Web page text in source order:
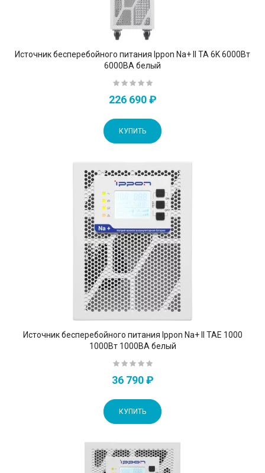
Источник бесперебойного питания Ippon Na+ II TA 6K 6000Вт
6000ВА белый
226 690 ₽
КУПИТЬ
Источник бесперебойного питания Ippon Na+ II TAE 1000
1000Вт 1000ВА белый
36 790 ₽
КУПИТЬ